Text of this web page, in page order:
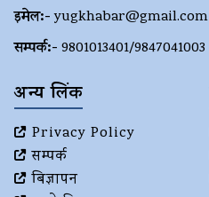
इमेल:- yugkhabar@gmail.com
सम्पर्क:- 9801013401/9847041003
अन्य लिंक
Privacy Policy
सम्पर्क
बिज्ञापन